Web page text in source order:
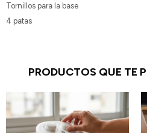
Tornillos para la base
4 patas
PRODUCTOS QUE TE